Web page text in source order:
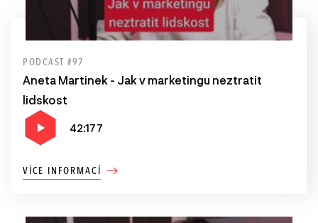
PODCAST #97
Aneta Martinek - Jak v marketingu neztratit
lidskost
42:177
VÍCE INFORMACÍ